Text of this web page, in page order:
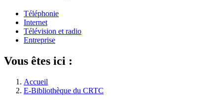
Téléphonie
Internet
Télévision et radio
Entreprise
Vous êtes ici :
Accueil
E-Bibliothèque du CRTC